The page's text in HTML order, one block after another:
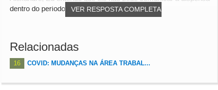
VER RESPOSTA COMPLETA
dentro do período de estabilidade, de...
Relacionadas
16 COVID: MUDANÇAS NA ÁREA TRABAL...